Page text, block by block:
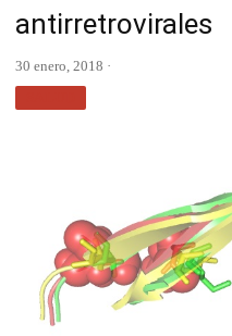
antirretrovirales
30 enero, 2018 ·